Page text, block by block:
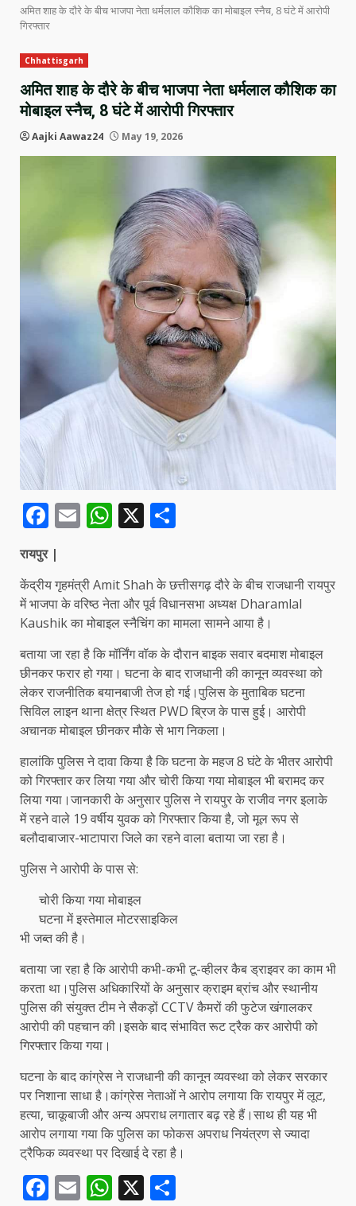
अमित शाह के दौरे के बीच भाजपा नेता धर्मलाल कौशिक का मोबाइल स्नैच, 8 घंटे में आरोपी
गिरफ्तार
Chhattisgarh
अमित शाह के दौरे के बीच भाजपा नेता धर्मलाल कौशिक का
मोबाइल स्नैच, 8 घंटे में आरोपी गिरफ्तार
Aajki Aawaz24 May 19, 2026
Facebook
EmailWhatsApp
X
रायपुर |
केंद्रीय गृहमंत्री Amit Shah के छत्तीसगढ़ दौरे के बीच राजधानी रायपुर
में भाजपा के वरिष्ठ नेता और पूर्व विधानसभा अध्यक्ष Dharamlal
Kaushik का मोबाइल स्नैचिंग का मामला सामने आया है।
बताया जा रहा है कि मॉर्निंग वॉक के दौरान बाइक सवार बदमाश मोबाइल
छीनकर फरार हो गया। घटना के बाद राजधानी की कानून व्यवस्था को
लेकर राजनीतिक बयानबाजी तेज हो गई।पुलिस के मुताबिक घटना
सिविल लाइन थाना क्षेत्र स्थित PWD ब्रिज के पास हुई। आरोपी
अचानक मोबाइल छीनकर मौके से भाग निकला।
हालांकि पुलिस ने दावा किया है कि घटना के महज 8 घंटे के भीतर आरोपी
को गिरफ्तार कर लिया गया और चोरी किया गया मोबाइल भी बरामद कर
लिया गया।जानकारी के अनुसार पुलिस ने रायपुर के राजीव नगर इलाके
में रहने वाले 19 वर्षीय युवक को गिरफ्तार किया है, जो मूल रूप से
बलौदाबाजार-भाटापारा जिले का रहने वाला बताया जा रहा है।
पुलिस ने आरोपी के पास से:
चोरी किया गया मोबाइल
घटना में इस्तेमाल मोटरसाइकिल
भी जब्त की है।
बताया जा रहा है कि आरोपी कभी-कभी टू-व्हीलर कैब ड्राइवर का काम भी
करता था।पुलिस अधिकारियों के अनुसार क्राइम ब्रांच और स्थानीय
पुलिस की संयुक्त टीम ने सैकड़ों CCTV कैमरों की फुटेज खंगालकर
आरोपी की पहचान की।इसके बाद संभावित रूट ट्रैक कर आरोपी को
गिरफ्तार किया गया।
घटना के बाद कांग्रेस ने राजधानी की कानून व्यवस्था को लेकर सरकार
पर निशाना साधा है।कांग्रेस नेताओं ने आरोप लगाया कि रायपुर में लूट,
हत्या, चाकूबाजी और अन्य अपराध लगातार बढ़ रहे हैं।साथ ही यह भी
आरोप लगाया गया कि पुलिस का फोकस अपराध नियंत्रण से ज्यादा
ट्रैफिक व्यवस्था पर दिखाई दे रहा है।
Facebook
EmailWhatsApp
X